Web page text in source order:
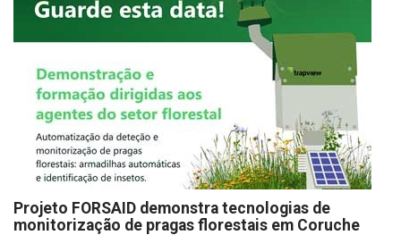
Projeto FORSAID demonstra tecnologias de
monitorização de pragas florestais em Coruche